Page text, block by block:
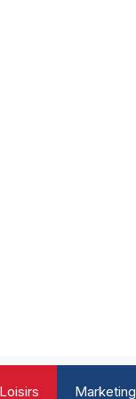
Loisirs Marketing